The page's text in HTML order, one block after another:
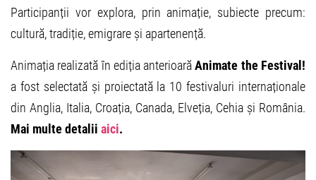
Participanții vor explora, prin animație, subiecte precum:
cultură, tradiție, emigrare și apartenență.
Animația realizată în ediția anterioarăAnimate the Festival!
a fost selectată și proiectată la 10 festivaluri internaționale
din Anglia, Italia, Croația, Canada, Elveția, Cehia și România.
Mai multe detalii aici.